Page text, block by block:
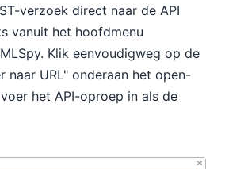
verzoek direct naar de API
vanuit het hoofdmenu
Klik eenvoudigweg op de
naar URL" onderaan het open-
het API-oproep in als de